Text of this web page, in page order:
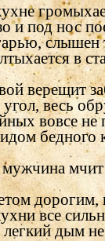
и под нос
слышен
в
верещит
весь
вовсе не
бедного
все
дым